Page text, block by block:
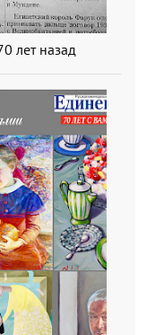
лет назад